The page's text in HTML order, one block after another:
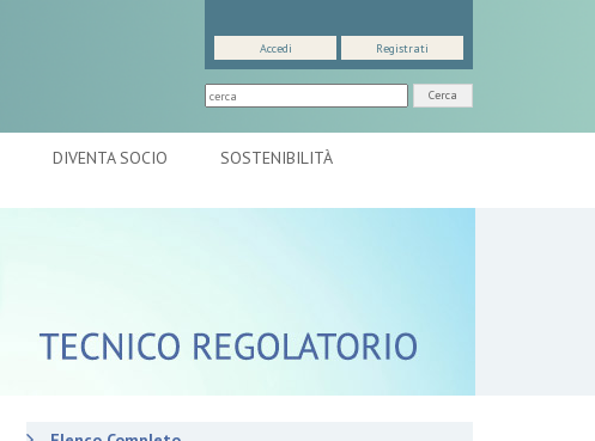
Cerca
Accedi Registrati
DIVENTA SOCIO
SOSTENIBILITÀ